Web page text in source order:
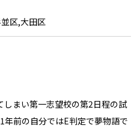
区,大田区
まい第一志望校の第2日程の試
前の自分ではE判定で夢物語で